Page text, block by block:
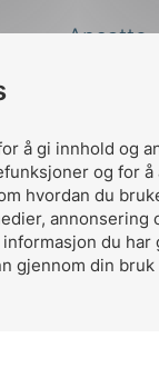
å gi innhold og
og for å
hvordan du
annonsering
du
gjennom din
Ansatte
Designed